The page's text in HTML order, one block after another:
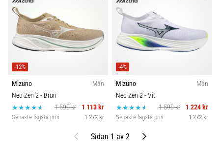
-12%
Mizuno
Män
Neo Zen 2- Brun
1 590 kr
1 113 kr
Senaste lägsta pris 1 272 kr
-4%
Mizuno
Män
Neo Zen 2- Vit
1 590 kr
1 224 kr
Senaste lägsta pris 1 272 kr
Föregående
Sidan 1 av 2 Nästa